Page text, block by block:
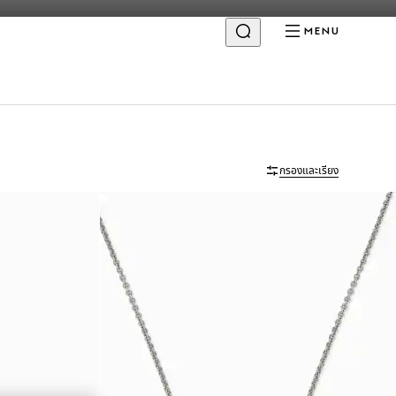
MENU
กรองและเรียง